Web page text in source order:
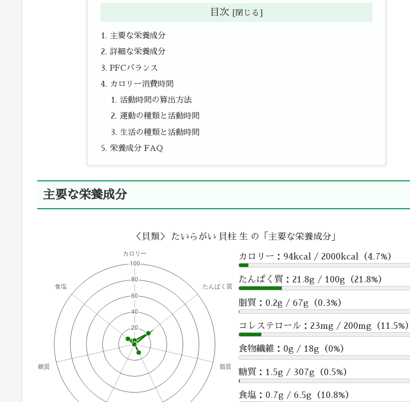
目次
主要な栄養成分
詳細な栄養成分
PFCバランス
カロリー消費時間
活動時間の算出方法
運動の種類と活動時間
生活の種類と活動時間
栄養成分 FAQ
主要な栄養成分
＜貝類＞ たいらがい 貝柱 生 の「主要な栄養成分」
カロリー：94kcal / 2000kcal（4.7%）
たんぱく質：21.8g / 100g（21.8%）
脂質：0.2g / 67g（0.3%）
コレステロール：23mg / 200mg（11.5%）
食物繊維：0g / 18g（0%）
糖質：1.5g / 307g（0.5%）
食塩：0.7g / 6.5g（10.8%）